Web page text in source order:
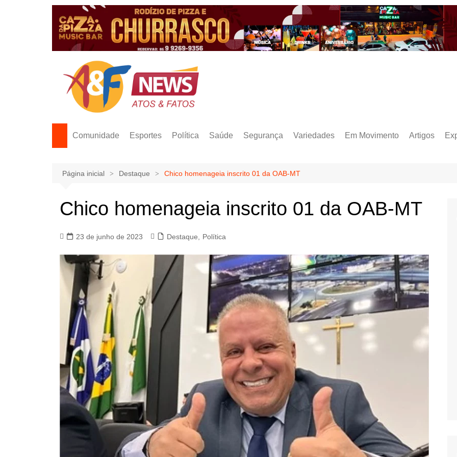
Comunidade Esportes Política Saúde Segurança Variedades Em Movimento Artigos
Página inicial Destaque Chico homenageia inscrito 01 da OAB-MT
Chico homenageia inscrito 01 da OAB-MT
23 de junho de 2023 Destaque Política